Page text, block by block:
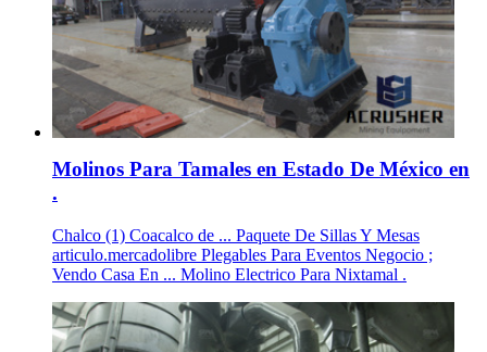
Molinos Para Tamales en Estado De México en
.
Chalco (1) Coacalco de ... Paquete De Sillas Y Mesas
articulo.mercadolibre Plegables Para Eventos Negocio ;
Vendo Casa En ... Molino Electrico Para Nixtamal .